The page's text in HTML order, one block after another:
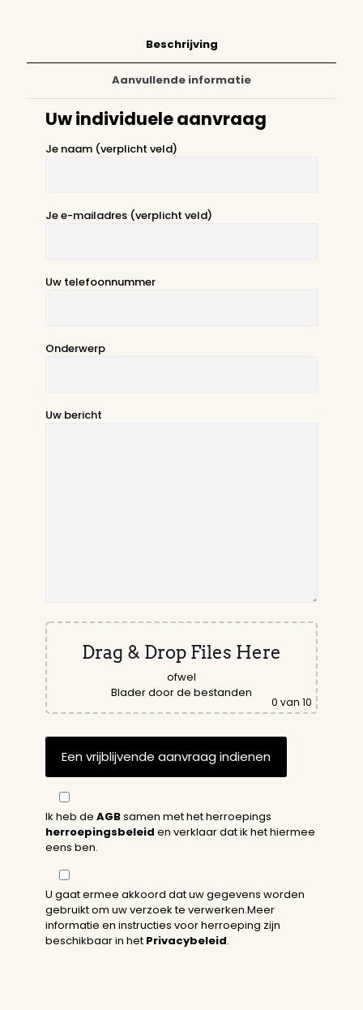
Beschrijving
Aanvullende informatie
Uw individuele aanvraag
Je naam (verplicht veld)
Je e-mailadres (verplicht veld)
Uw telefoonnummer
Onderwerp
Uw bericht
Drag & Drop Files Here
ofwel
Blader door de bestanden
0 van 10
Ik heb deAGBsamen met het herroepings
herroepingsbeleid en verklaar dat ik het hiermee
eens ben.
U gaat ermee akkoord dat uw gegevens worden
gebruikt om uw verzoek te verwerken.Meer
informatie en instructies voor herroeping zijn
beschikbaar in het Privacybeleid.